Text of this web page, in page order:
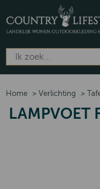
Home > Verlichting >
LAMPVOET